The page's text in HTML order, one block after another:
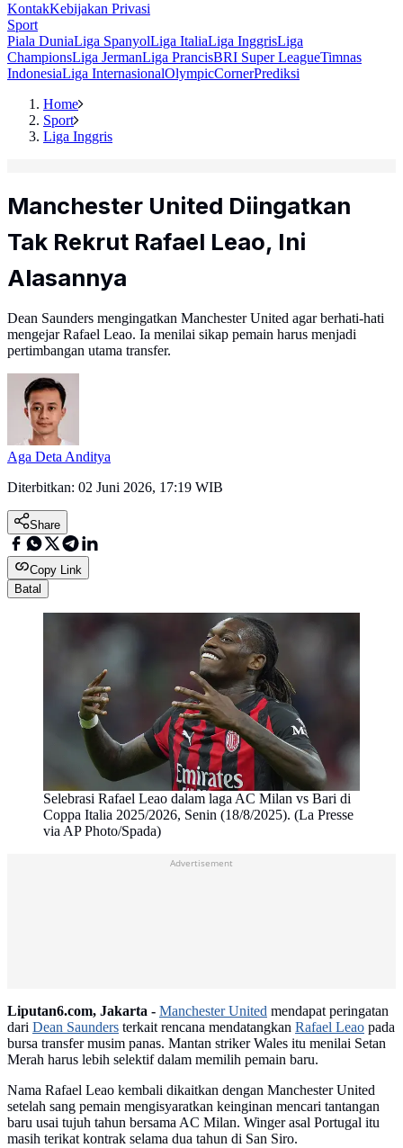
KontakKebijakan Privasi
Sport
Piala DuniaLiga SpanyolLiga ItaliaLiga InggrisLiga
ChampionsLiga JermanLiga PrancisBRI Super LeagueTimnas
IndonesiaLiga InternasionalOlympicCornerPrediksi
Home
Sport
Liga Inggris
Manchester United Diingatkan
Tak Rekrut Rafael Leao, Ini
Alasannya
Dean Saunders mengingatkan Manchester United agar berhati-hati
mengejar Rafael Leao. Ia menilai sikap pemain harus menjadi
pertimbangan utama transfer.
Aga Deta Anditya
Diterbitkan: 02 Juni 2026, 17:19 WIB
Share
Copy Link
Batal
Selebrasi Rafael Leao dalam laga AC Milan vs Bari di
Coppa Italia 2025/2026, Senin (18/8/2025). (La Presse
via AP Photo/Spada)
Advertisement
Liputan6.com, Jakarta - Manchester United mendapat peringatan
dari Dean Saunders terkait rencana mendatangkan Rafael Leao pada
bursa transfer musim panas. Mantan striker Wales itu menilai Setan
Merah harus lebih selektif dalam memilih pemain baru.
Nama Rafael Leao kembali dikaitkan dengan Manchester United
setelah sang pemain mengisyaratkan keinginan mencari tantangan
baru usai tujuh tahun bersama AC Milan. Winger asal Portugal itu
masih terikat kontrak selama dua tahun di San Siro.